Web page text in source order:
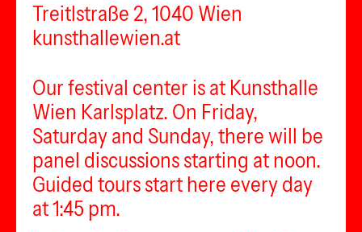
Treitlstraße 2, 1040 Wien
kunsthallewien.at
Our festival center is at Kunsthalle
Wien Karlsplatz. On Friday,
Saturday and Sunday, there will be
panel discussions starting at noon.
Guided tours start here every day
at 1:45 pm.